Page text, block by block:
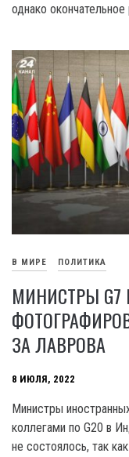
однако
В МИРЕ ПОЛИТИКА
МИНИСТРЫ G7
ЗА ЛАВРОВА
8 ИЮЛЯ, 2022
Министры
коллегами по G20 в
не состоялось, так